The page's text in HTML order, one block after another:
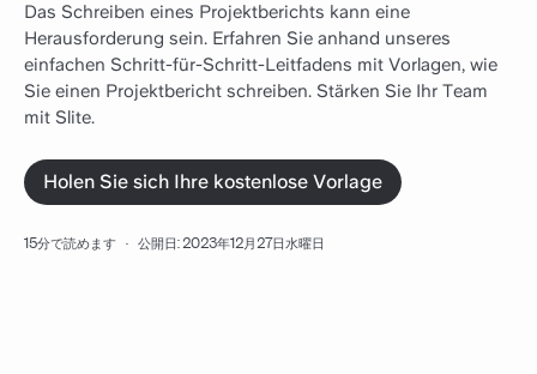
Das Schreiben eines Projektberichts kann eine
Herausforderung sein. Erfahren Sie anhand unseres
einfachen Schritt-für-Schritt-Leitfadens mit Vorlagen, wie
Sie einen Projektbericht schreiben. Stärken Sie Ihr Team
mit Slite.
Holen Sie sich Ihre kostenlose Vorlage
15分で読めます · 公開日: 2023年12月27日水曜日